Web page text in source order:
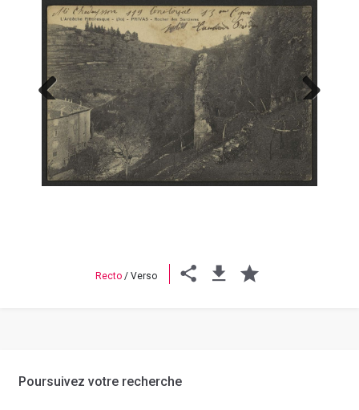
Previous Next
Recto / Verso
Poursuivez votre recherche